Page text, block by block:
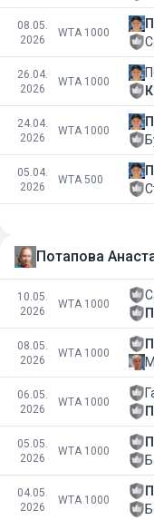
08.05.
2026
WTA 1000
26.04.
2026
WTA 1000
24.04.
2026
WTA 1000
05.04.
2026
WTA 500
Потапова
10.05.
2026
WTA 1000
08.05.
2026
WTA 1000
06.05.
2026
WTA 1000
05.05.
2026
WTA 1000
04.05.
2026
WTA 1000